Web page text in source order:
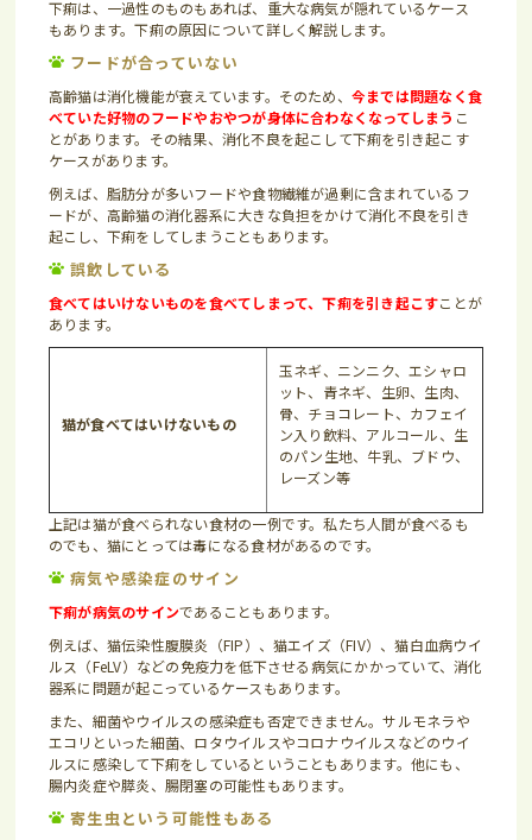
下痢は、一過性のものもあれば、重大な病気が隠れているケース
もあります。下痢の原因について詳しく解説します。
フードが合っていない
高齢猫は消化機能が衰えています。そのため、 今までは問題なく食
べていた好物のフードやおやつが身体に合わなくなってしまう こ
とがあります。その結果、消化不良を起こして下痢を引き起こす
ケースがあります。
例えば、脂肪分が多いフードや食物繊維が過剰に含まれているフ
ードが、高齢猫の消化器系に大きな負担をかけて消化不良を引き
起こし、下痢をしてしまうこともあります。
誤飲している
食べてはいけないものを食べてしまって、下痢を引き起こすことが
あります。
猫が食べてはいけないもの
玉ネギ、ニンニク、エシャロ
ット、青ネギ、生卵、生肉、
骨、チョコレート、カフェイ
ン入り飲料、アルコール、生
のパン生地、牛乳、ブドウ、
レーズン等
上記は猫が食べられない食材の一例です。私たち人間が食べるも
のでも、猫にとっては毒になる食材があるのです。
病気や感染症のサイン
下痢が病気のサインであることもあります。
例えば、猫伝染性腹膜炎（FIP）、猫エイズ（FIV）、猫白血病ウイ
ルス（FeLV）などの免疫力を低下させる病気にかかっていて、消化
器系に問題が起こっているケースもあります。
また、細菌やウイルスの感染症も否定できません。サルモネラや
エコリといった細菌、ロタウイルスやコロナウイルスなどのウイ
ルスに感染して下痢をしているということもあります。他にも、
腸内炎症や膵炎、腸閉塞の可能性もあります。
寄生虫という可能性もある